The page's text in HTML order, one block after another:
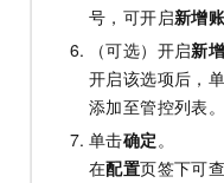
号，可开启新增
（可选）开启新
开启该选项后，
添加至管控列表。
单击确定。
在配置页签下可